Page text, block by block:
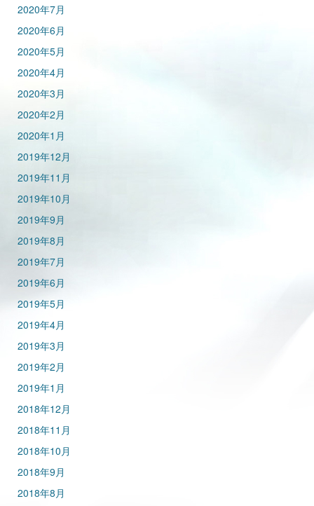
2020年7月
2020年6月
2020年5月
2020年4月
2020年3月
2020年2月
2020年1月
2019年12月
2019年11月
2019年10月
2019年9月
2019年8月
2019年7月
2019年6月
2019年5月
2019年4月
2019年3月
2019年2月
2019年1月
2018年12月
2018年11月
2018年10月
2018年9月
2018年8月